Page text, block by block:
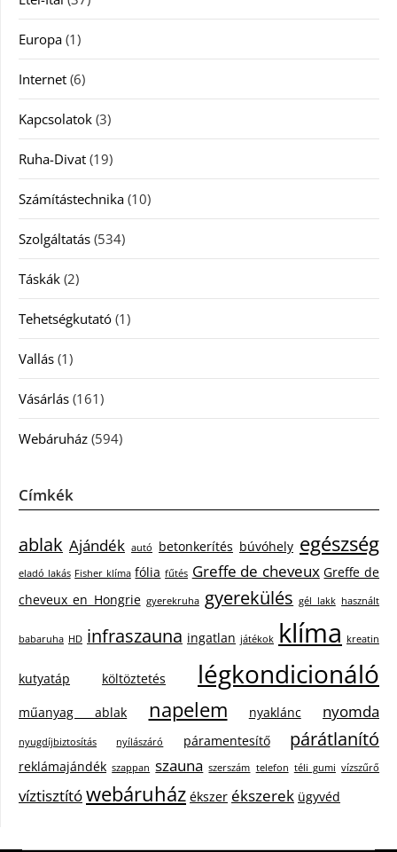
Europa (1)
Internet (6)
Kapcsolatok (3)
Ruha-Divat (19)
Számítástechnika (10)
Szolgáltatás (534)
Táskák (2)
Tehetségkutató (1)
Vallás (1)
Vásárlás (161)
Webáruház (594)
Címkék
ablak Ajándék autó betonkerítés búvóhely egészség
eladó lakás Fisher klíma fólia fűtés Greffe de cheveux Greffe de
cheveux en Hongrie gyerekruha gyerekülés gél lakk használt
babaruha HD infraszauna ingatlan játékok klíma kreatin
kutyatáp költöztetés légkondicionáló
műanyag ablak napelem nyaklánc nyomda
nyugdíjbiztosítás nyílászáró páramentesítő párátlanító
reklámajándék szappan szauna szerszám telefon téli gumi vízszűrő
víztisztítówebáruház ékszer ékszerek ügyvéd